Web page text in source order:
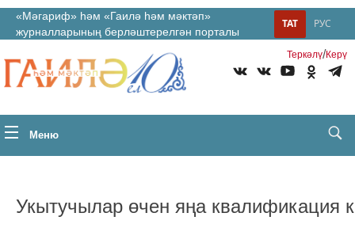
«Мәгариф» һәм «Гаилә һәм мәктәп»
журналларының берләштерелгән порталы
РУС
ТАТ
Теркəлү/Керү
Меню
Укытучылар өчен яңа квалификация